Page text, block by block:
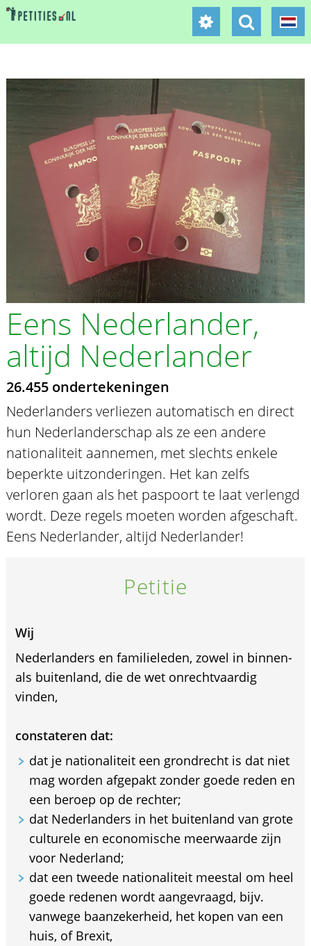
Eens Nederlander,
altijd Nederlander
26.455 ondertekeningen
Nederlanders verliezen automatisch en direct
hun Nederlanderschap als ze een andere
nationaliteit aannemen, met slechts enkele
beperkte uitzonderingen. Het kan zelfs
verloren gaan als het paspoort te laat verlengd
wordt. Deze regels moeten worden afgeschaft.
Eens Nederlander, altijd Nederlander!
Petitie
Wij
Nederlanders en familieleden, zowel in binnen-
als buitenland, die de wet onrechtvaardig
vinden,
constateren dat:
dat je nationaliteit een grondrecht is dat niet
mag worden afgepakt zonder goede reden en
een beroep op de rechter;
dat Nederlanders in het buitenland van grote
culturele en economische meerwaarde zijn
voor Nederland;
dat een tweede nationaliteit meestal om heel
goede redenen wordt aangevraagd, bijv.
vanwege baanzekerheid, het kopen van een
huis, of Brexit,